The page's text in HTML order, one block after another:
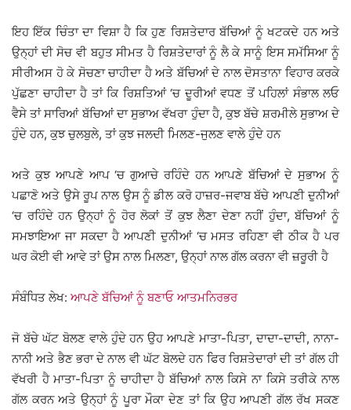
ਇਹ ਇੱਕ ਚਿੰਤਾ ਦਾ ਵਿਸ਼ਾ ਹੈ ਕਿ ਹੁਣ ਰਿਸ਼ਤੇਦਾਰ ਬੱਚਿਆਂ ਨੂੰ ਖਟਕਦੇ ਹਨ ਅਤੇ
ਉਨ੍ਹਾਂ ਦੀ ਸੋਚ ਵੀ ਬਹੁਤ ਸੀਮਤ ਹੈ ਰਿਸ਼ਤੇਦਾਰਾਂ ਨੂੰ ਲੈ ਕੇ ਸਾਨੂੰ ਇਸ ਸਮੱਸਿਆ ਨੂੰ
ਸੀਰੀਅਸ ਹੋ ਕੇ ਸੋਚਣਾ ਚਾਹੀਦਾ ਹੈ ਅਤੇ ਬੱਚਿਆਂ ਦੇ ਨਾਲ ਦੋਸਤਾਨਾ ਵਿਹਾਰ ਕਰਕੇ
ਪੁੱਛਣਾ ਚਾਹੀਦਾ ਹੈ ਤਾਂ ਕਿ ਰਿਸ਼ਤਿਆਂ ‘ਚ ਦੂਰੀਆਂ ਵਧਣ ਤੋਂ ਪਹਿਲਾਂ ਸੰਭਾਲ ਲਓ
ਵੈਸੇ ਤਾਂ ਸਾਰਿਆਂ ਬੱਚਿਆਂ ਦਾ ਸੁਭਾਅ ਵੱਖਰਾ ਹੁੰਦਾ ਹੈ, ਕੁਝ ਬੱਚੇ ਸ਼ਰਮੀਲੇ ਸੁਭਾਅ ਦੇ
ਹੁੰਦੇ ਹਨ, ਕੁਝ ਚੁਲਬੁਲੇ, ਤਾਂ ਕੁਝ ਜਲਦੀ ਮਿਲਣ-ਜੁਲਣ ਵਾਲੇ ਹੁੰਦੇ ਹਨ
ਅਤੇ ਕੁਝ ਆਪਣੇ ਆਪ ‘ਚ ਗੁਆਚੇ ਰਹਿੰਦੇ ਹਨ ਆਪਣੇ ਬੱਚਿਆਂ ਦੇ ਸੁਭਾਅ ਨੂੰ
ਪਛਾਣੋ ਅਤੇ ਉਸੇ ਰੂਪ ਨਾਲ ਉਸ ਨੂੰ ਡੀਲ ਕਰੋ ਹਾਜ਼ਰ-ਜਵਾਬ ਬੱਚੇ ਆਪਣੀ ਦੁਨੀਆਂ
‘ਚ ਰਹਿੰਦੇ ਹਨ ਉਨ੍ਹਾਂ ਨੂੰ ਹੋਰ ਲੋਕਾਂ ਤੋਂ ਕੁਝ ਲੈਣਾ ਦੇਣਾ ਨਹੀਂ ਹੁੰਦਾ, ਬੱਚਿਆਂ ਨੂੰ
ਸਮਝਾਇਆ ਜਾ ਸਕਦਾ ਹੈ ਆਪਣੀ ਦੁਨੀਆਂ ‘ਚ ਮਸਤ ਰਹਿਣਾ ਵੀ ਠੀਕ ਹੈ ਪਰ
ਘਰ ਕੋਈ ਵੀ ਆਵੇ ਤਾਂ ਉਸ ਨਾਲ ਮਿਲਣਾ, ਉਨ੍ਹਾਂ ਨਾਲ ਗੱਲ ਕਰਨਾ ਵੀ ਜ਼ਰੂਰੀ ਹੈ
ਸੰਬੰਧਿਤ ਲੇਖ: ਆਪਣੇ ਬੱਚਿਆਂ ਨੂੰ ਬਣਾਓ ਆਤਮਨਿਰਭਰ
ਜੋ ਬੱਚੇ ਘੱਟ ਬੋਲਣ ਵਾਲੇ ਹੁੰਦੇ ਹਨ ਉਹ ਆਪਣੇ ਮਾਤਾ-ਪਿਤਾ, ਦਾਦਾ-ਦਾਦੀ, ਨਾਨਾ-
ਨਾਨੀ ਅਤੇ ਭੈਣ ਭਰਾ ਦੇ ਨਾਲ ਵੀ ਘੱਟ ਬੋਲਦੇ ਹਨ ਫਿਰ ਰਿਸ਼ਤੇਦਾਰਾਂ ਦੀ ਤਾਂ ਗੱਲ ਹੀ
ਵੱਖਰੀ ਹੈ ਮਾਤਾ-ਪਿਤਾ ਨੂੰ ਚਾਹੀਦਾ ਹੈ ਬੱਚਿਆਂ ਨਾਲ ਕਿਸੇ ਨਾ ਕਿਸੇ ਤਰੀਕੇ ਨਾਲ
ਗੱਲ ਕਰਨ ਅਤੇ ਉਨ੍ਹਾਂ ਨੂੰ ਪੂਰਾ ਮੌਕਾ ਦੇਣ ਤਾਂ ਕਿ ਉਹ ਆਪਣੀ ਗੱਲ ਰੱਖ ਸਕਣ